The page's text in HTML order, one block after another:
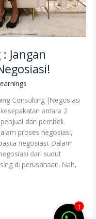
Jangan
Consulting |Negosiasi
antara 2
dan pembeli.
proses negosiasi,
negosiasi. Dalam
dari sudut
di perusahaan. Nah,
1